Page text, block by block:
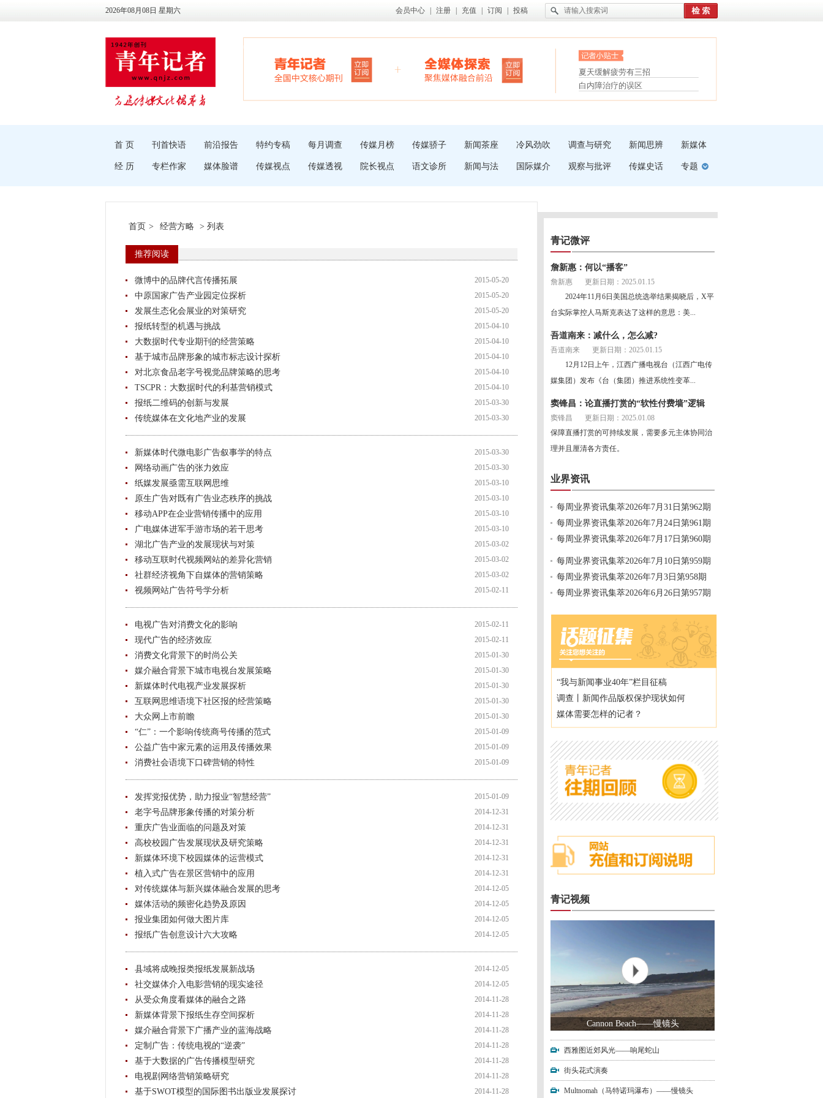
2026年08月08日 星期六 会员中心 注册 充值 订阅 投稿
“枝桠”“树桠”宜写成“枝...
夏天缓解疲劳有三招
护腰，摆脱六大坏习惯
受伤了冰敷还是热敷
白内障治疗的误区
首 页 刊首快语 前沿报告 特约专稿 每月调查 传媒月榜 传媒骄子 新闻茶座 冷风劲吹 调查与研究 新闻思辨 新媒体
经 历 专栏作家 媒体脸谱 传媒视点 传媒透视 院长视点 语文诊所 新闻与法 国际媒介 观察与批评 传媒史话 专题
首页 > 经营方略 > 列表
推荐阅读
微博中的品牌代言传播拓展 2015-05-20
中原国家广告产业园定位探析 2015-05-20
发展生态化会展业的对策研究 2015-05-20
报纸转型的机遇与挑战 2015-04-10
大数据时代专业期刊的经营策略 2015-04-10
基于城市品牌形象的城市标志设计探析 2015-04-10
对北京食品老字号视觉品牌策略的思考 2015-04-10
TSCPR：大数据时代的利基营销模式 2015-04-10
报纸二维码的创新与发展 2015-03-30
传统媒体在文化地产业的发展 2015-03-30
新媒体时代微电影广告叙事学的特点 2015-03-30
网络动画广告的张力效应 2015-03-30
纸媒发展亟需互联网思维 2015-03-10
原生广告对既有广告业态秩序的挑战 2015-03-10
移动APP在企业营销传播中的应用 2015-03-10
广电媒体进军手游市场的若干思考 2015-03-10
湖北广告产业的发展现状与对策 2015-03-02
移动互联时代视频网站的差异化营销 2015-03-02
社群经济视角下自媒体的营销策略 2015-03-02
视频网站广告符号学分析 2015-02-11
电视广告对消费文化的影响 2015-02-11
现代广告的经济效应 2015-02-11
消费文化背景下的时尚公关 2015-01-30
媒介融合背景下城市电视台发展策略 2015-01-30
新媒体时代电视产业发展探析 2015-01-30
互联网思维语境下社区报的经营策略 2015-01-30
大众网上市前瞻 2015-01-30
“仁”：一个影响传统商号传播的范式 2015-01-09
公益广告中家元素的运用及传播效果 2015-01-09
消费社会语境下口碑营销的特性 2015-01-09
发挥党报优势，助力报业“智慧经营” 2015-01-09
老字号品牌形象传播的对策分析 2014-12-31
重庆广告业面临的问题及对策 2014-12-31
高校校园广告发展现状及研究策略 2014-12-31
新媒体环境下校园媒体的运营模式 2014-12-31
植入式广告在景区营销中的应用 2014-12-31
对传统媒体与新兴媒体融合发展的思考 2014-12-05
媒体活动的频密化趋势及原因 2014-12-05
报业集团如何做大图片库 2014-12-05
报纸广告创意设计六大攻略 2014-12-05
县域将成晚报类报纸发展新战场 2014-12-05
社交媒体介入电影营销的现实途径 2014-12-05
从受众角度看媒体的融合之路 2014-11-28
新媒体背景下报纸生存空间探析 2014-11-28
媒介融合背景下广播产业的蓝海战略 2014-11-28
定制广告：传统电视的“逆袭” 2014-11-28
基于大数据的广告传播模型研究 2014-11-28
电视剧网络营销策略研究 2014-11-28
基于SWOT模型的国际图书出版业发展探讨 2014-11-28
青记微评
詹新惠：何以“播客”
詹新惠
更新日期：2025.01.15
2024年11月6日美国总统选举结果揭晓后，X平
台实际掌控人马斯克表达了这样的意思：美...
吾道南来：减什么，怎么减?
吾道南来
更新日期：2025.01.15
12月12日上午，江西广播电视台（江西广电传
媒集团）发布《台（集团）推进系统性变革...
窦锋昌：论直播打赏的“软性付费墙”逻辑
窦锋昌
更新日期：2025.01.08
保障直播打赏的可持续发展，需要多元主体协同治
理并且厘清各方责任。
业界资讯
每周业界资讯集萃2026年7月31日第962期
每周业界资讯集萃2026年7月24日第961期
每周业界资讯集萃2026年7月17日第960期
每周业界资讯集萃2026年7月10日第959期
每周业界资讯集萃2026年7月3日第958期
每周业界资讯集萃2026年6月26日第957期
“我与新闻事业40年”栏目征稿
调查丨新闻作品版权保护现状如何
媒体需要怎样的记者？
青记视频
Cannon Beach——慢镜头
西雅图近郊风光——响尾蛇山
街头花式演奏
Multnomah（马特诺玛瀑布）——慢镜头